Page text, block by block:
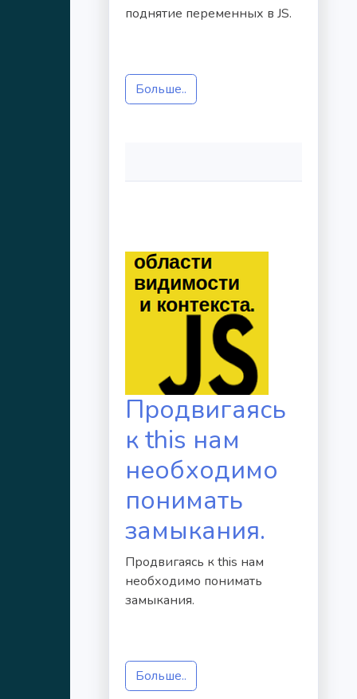
поднятие переменных в JS.
Больше..
Продвигаясь
к this нам
необходимо
понимать
замыкания.
Продвигаясь к this нам
необходимо понимать
замыкания.
Больше..